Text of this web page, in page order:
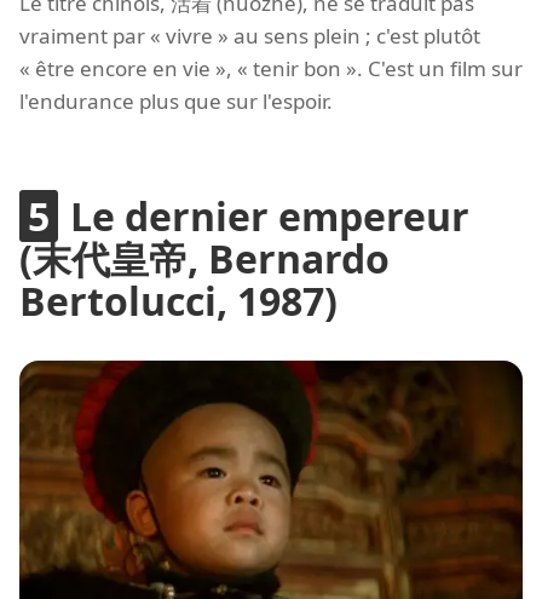
vraiment par « vivre » au sens plein ; c'est plutôt
« être encore en vie », « tenir bon ». C'est un film sur
l'endurance plus que sur l'espoir.
Le dernier empereur
(末代皇帝, Bernardo
Bertolucci, 1987)